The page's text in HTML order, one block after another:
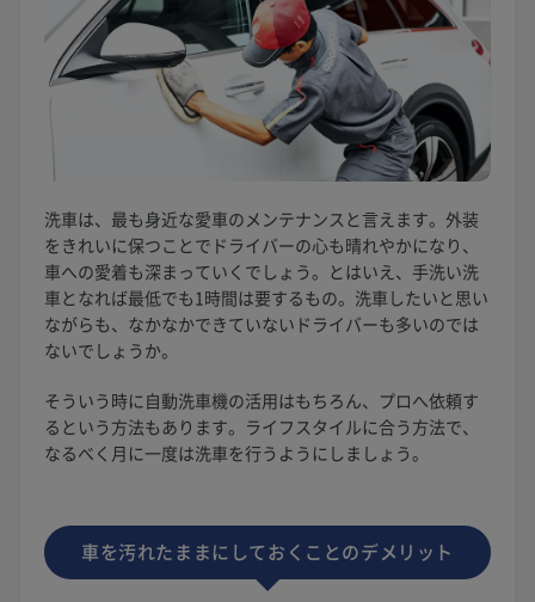
洗車は、最も身近な愛車のメンテナンスと言えます。外装
をきれいに保つことでドライバーの心も晴れやかになり、
車への愛着も深まっていくでしょう。とはいえ、手洗い洗
車となれば最低でも1時間は要するもの。洗車したいと思い
ながらも、なかなかできていないドライバーも多いのでは
ないでしょうか。
そういう時に自動洗車機の活用はもちろん、プロへ依頼す
るという方法もあります。ライフスタイルに合う方法で、
なるべく月に一度は洗車を行うようにしましょう。
車を汚れたままにしておくことのデメリット